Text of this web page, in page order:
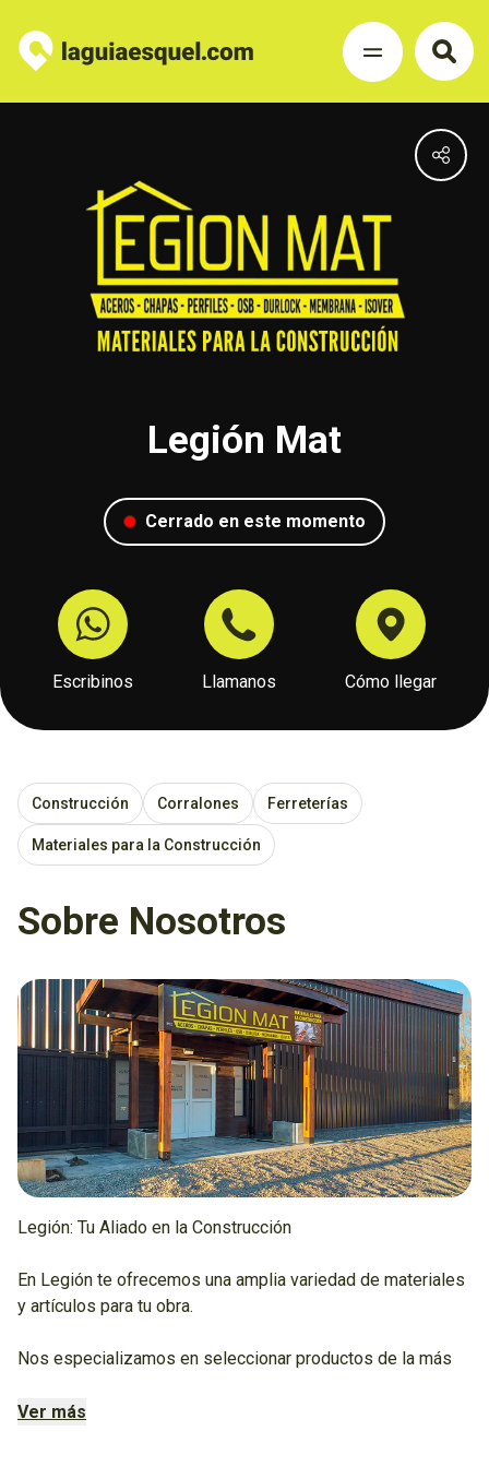
Legión Mat
Cerrado en este momento
Escribinos Llamanos Cómo llegar
Construcción Corralones Ferreterías
Materiales para la Construcción
Sobre Nosotros
Legión: Tu Aliado en la Construcción
En Legión te ofrecemos una amplia variedad de materiales
y artículos para tu obra.
Nos especializamos en seleccionar productos de la más
reconocidas por su trayectoria, para darte la tranquilidad de
Ver más